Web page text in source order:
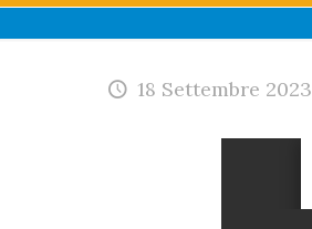
18 Settembre 2023